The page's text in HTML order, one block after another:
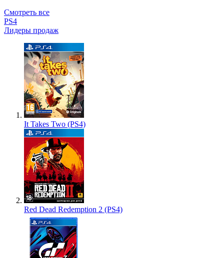
Смотреть все
PS4
Лидеры продаж
It Takes Two (PS4)
Red Dead Redemption 2 (PS4)